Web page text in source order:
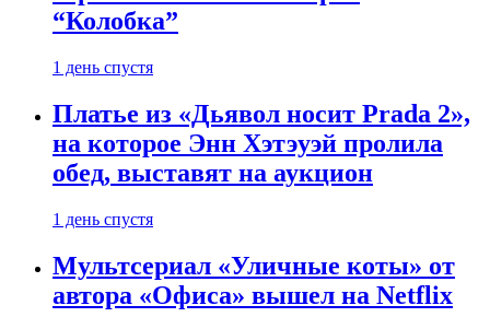
“Колобка”
1 день спустя
Платье из «Дьявол носит Prada 2»,
на которое Энн Хэтэуэй пролила
обед, выставят на аукцион
1 день спустя
Мультсериал «Уличные коты» от
автора «Офиса» вышел на Netflix